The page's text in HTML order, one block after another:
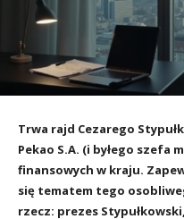
Trwa rajd Cezarego
Pekao S.A. (i byłego szefa
finansowych w kraju.
się tematem tego
rzecz: prezes